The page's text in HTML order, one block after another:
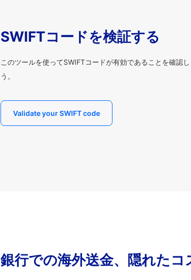
SWIFTコードを検証する
このツールを使ってSWIFTコードが有効であることを確認し
う。
Validate your SWIFT code
銀行での海外送金、隠れた